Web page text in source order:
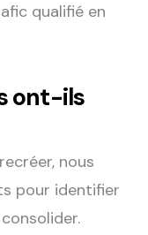
qualifié en
ont-ils
nous
pour identifier